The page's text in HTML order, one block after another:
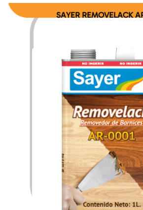
SAYER REMOVELACK
$ 151.52–$